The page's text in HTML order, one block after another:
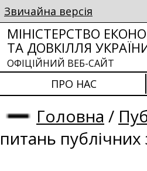
Звичайна версія
МІНІСТЕРСТВО
ТА ДОВКІЛЛЯ
ОФІЦІЙНИЙ ВЕБ-САЙТ
ПРО НАС
Головна /
питань публічних